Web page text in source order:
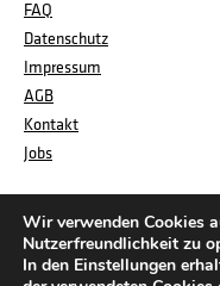
FAQ
Datenschutz
Impressum
AGB
Kontakt
Jobs
Wir verwenden Cookies
Nutzerfreundlichkeit zu
In den Einstellungen